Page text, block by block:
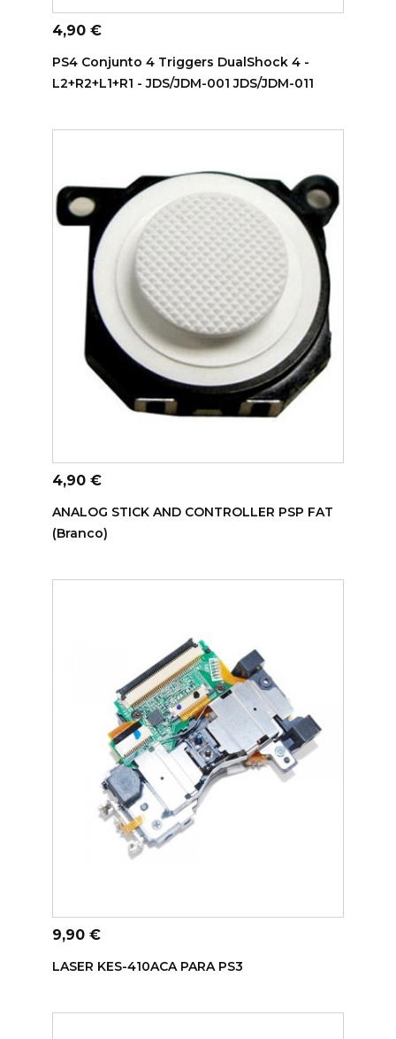
ADICIONAR AO CARRINHO
Preço
4,90 €
PS4 Conjunto 4 Triggers DualShock 4 -
L2+R2+L1+R1 - JDS/JDM-001 JDS/JDM-011
ADICIONAR AO CARRINHO
Preço
4,90 €
ANALOG STICK AND CONTROLLER PSP FAT
(Branco)
ADICIONAR AO CARRINHO
Preço
9,90 €
LASER KES-410ACA PARA PS3